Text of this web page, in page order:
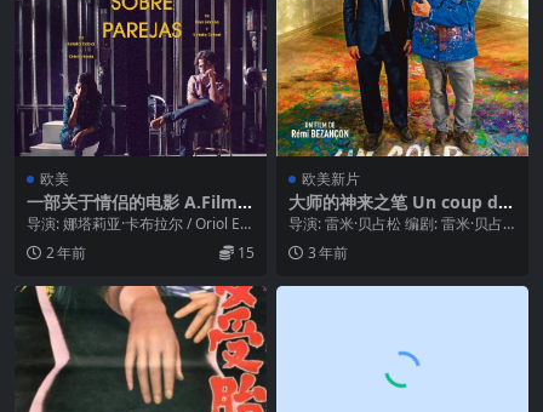
欧美
一部关于情侣的电影 A.Film.A
bout.Couples.2021
导演: 娜塔莉亚·卡布拉尔 / Oriol Est
rada 编剧: 娜塔莉亚·卡...
2 年前 15
欧美新片
大师的神来之笔 Un coup de
maître (2023)
导演: 雷米·贝占松 编剧: 雷米·贝占
松 / 安德烈斯·杜普拉特 / 加斯顿·...
3 年前